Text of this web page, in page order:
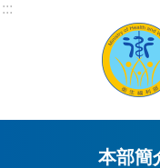
:::
本部簡